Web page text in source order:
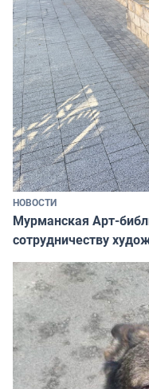
НОВОСТИ
Мурманская Арт-
сотрудничеству